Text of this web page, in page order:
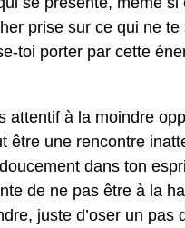
prise sur ce qui ne
toi porter par cette
attentif à la moindre
être une rencontre
dans ton
de ne pas être à la
juste d’oser un pas